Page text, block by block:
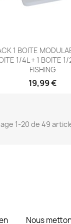
Aperçu
1 BOITE
1/4L + 1 BOITE 1/
FISHING
19,99 €
1-20 de 49
Nous